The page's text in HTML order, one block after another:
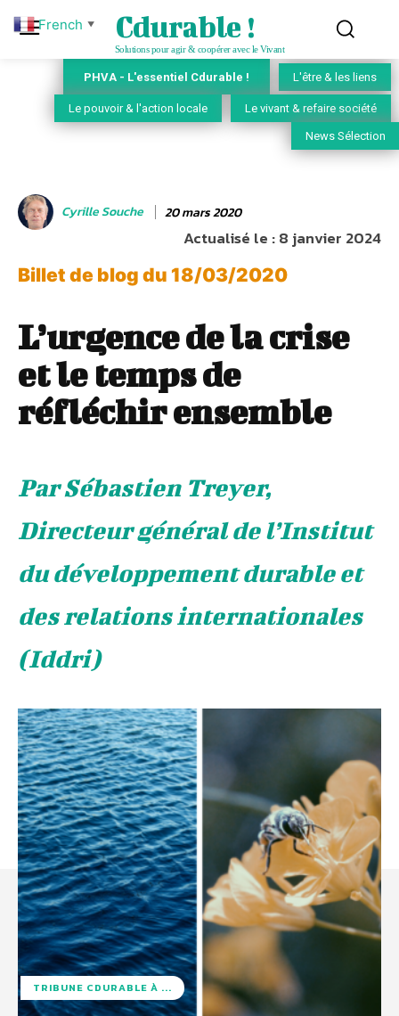
Cdurable !
Solutions pour agir & coopérer avec le Vivant
PHVA - L'essentiel Cdurable ! L'être & les liens
Le pouvoir & l'action locale Le vivant & refaire société
News Sélection
Cyrille Souche 20 mars 2020
Actualisé le :8 janvier 2024
Billet de blog du 18/03/2020
L’urgence de la crise
et le temps de
réfléchir ensemble
Par Sébastien Treyer,
Directeur général de l’Institut
du développement durable et
des relations internationales
(Iddri)
TRIBUNE CDURABLE À ...
French ▼